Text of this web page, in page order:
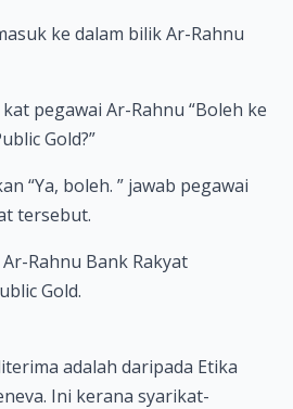
ke dalam bilik Ar-Rahnu
pegawai Ar-Rahnu “Boleh ke
Gold?”
“Ya, boleh. ” jawab pegawai
tersebut.
Ar-Rahnu Bank Rakyat
Gold.
adalah daripada Etika
Ini kerana syarikat-